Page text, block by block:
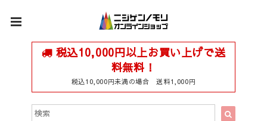
税込10,000円以上お買い上げで送
料無料！
税込10,000円未満の場合 送料1,000円